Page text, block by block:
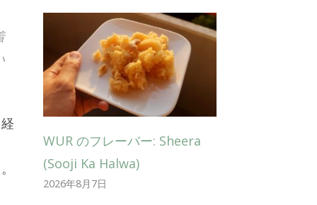
WUR のフレーバー: Sheera
(Sooji Ka Halwa)
2026年8月7日